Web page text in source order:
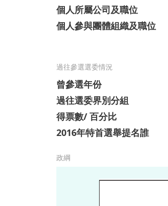
個人所屬公司及職位
個人參與團體組織及職位
過往參選選委情況
曾參選年份
過往選委界別分組
得票數/ 百分比
2016年特首選舉提名誰
政綱